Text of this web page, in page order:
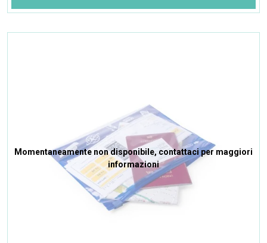
Momentaneamente non disponibile, contattaci per maggiori
informazioni